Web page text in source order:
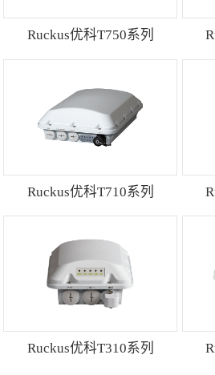
光缆
光纤配
点对点网桥 点对多点网桥
交换机
接入点 Super WiFi 基站 网
Ruckus优科T750系列
Ruckus优科T710系列
Ruckus优科T310系列